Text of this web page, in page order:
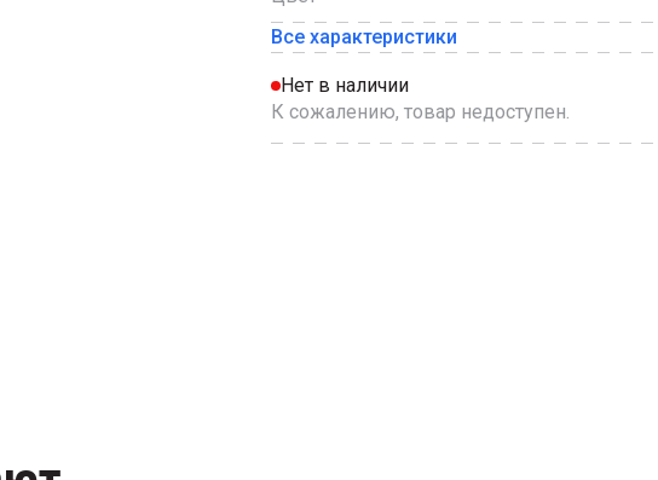
Все характеристики
Нет в наличии
К сожалению, товар недоступен.